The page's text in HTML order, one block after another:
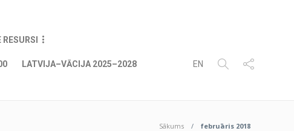
LATVIJA–VĀCIJA 2025–2028 EN
Sākums februāris 2018